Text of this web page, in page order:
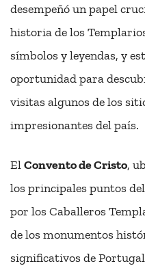
desempeñó un papel
historia de los
símbolos y leyendas, y
oportunidad para
visitas algunos de los
impresionantes del país.
ElConvento de Cristo,
los principales puntos
por los Caballeros
de los monumentos
significativos de